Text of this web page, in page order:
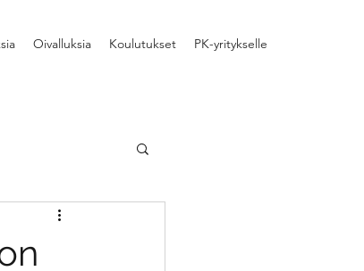
Oivalluksia Koulutukset PK-yritykselle
kehittäminen